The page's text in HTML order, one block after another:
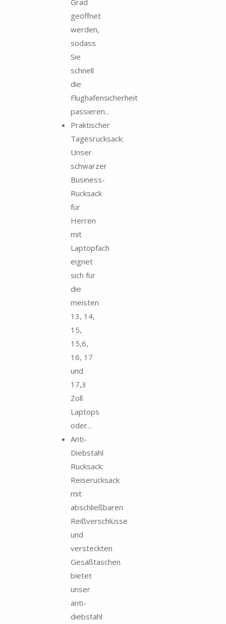
geöffnet
werden,
sodass
Sie
schnell
die
Flughafensicherheit
passieren...
Praktischer
Tagesrucksack:
Unser
schwarzer
Business-
Rucksack
für
Herren
mit
Laptopfach
eignet
sich für
die
meisten
13, 14,
15,
15,6,
16, 17
und
17,3
Zoll
Laptops
oder...
Anti-
Diebstahl
Rucksack:
Reiserucksack
mit
abschließbaren
Reißverschlüsse
und
versteckten
Gesäßtaschen
bietet
unser
anti-
diebstahl